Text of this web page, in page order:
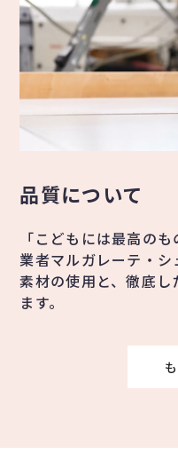
品質について
「こどもには最高の
業者マルガレーテ・
素材の使用と、徹底
ます。